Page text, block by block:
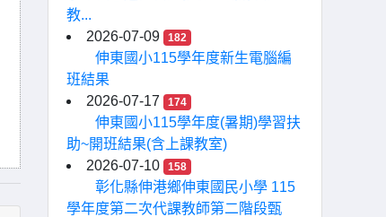
教...
2026-07-09
182
伸東國小115學年度新生電腦編
班結果
2026-07-17
174
伸東國小115學年度(暑期)學習扶
助~開班結果(含上課教室)
2026-07-10
158
彰化縣伸港鄉伸東國民小學 115
學年度第二次代課教師第二階段甄